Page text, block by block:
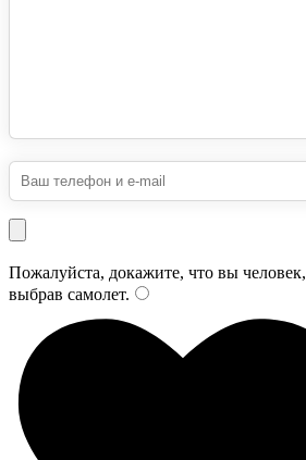
Пожалуйста, докажите, что вы человек,
выбрав самолет.